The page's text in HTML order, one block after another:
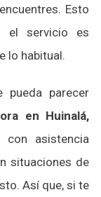
Esto
el servicio es
lo habitual.
pueda parecer
en Huinalá,
asistencia
situaciones de
Así que, si te